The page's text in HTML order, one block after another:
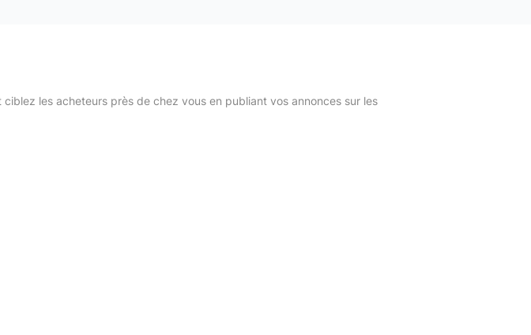
les acheteurs près de chez vous en publiant vos annonces sur les